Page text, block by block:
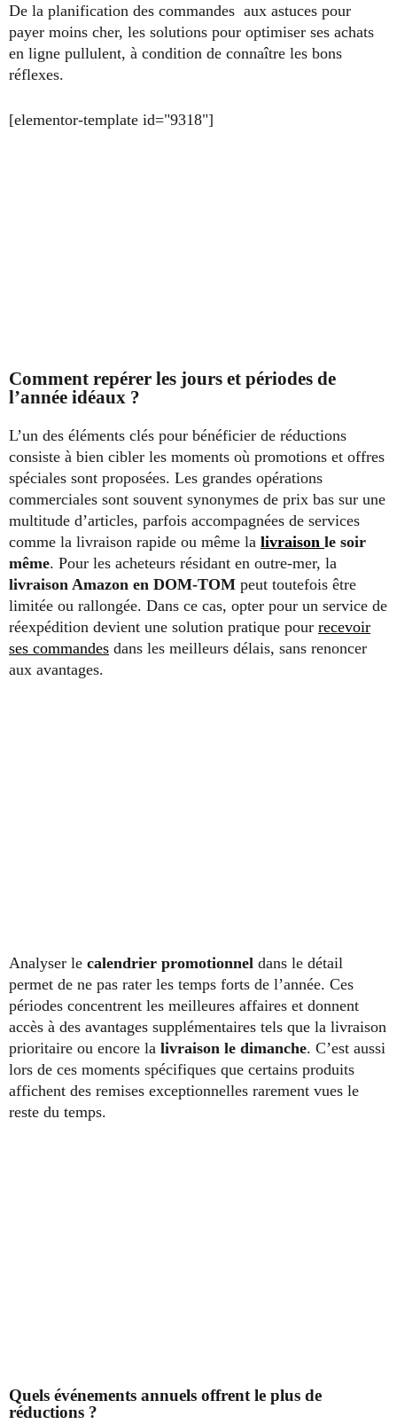
De la planification des commandes aux astuces pour
payer moins cher, les solutions pour optimiser ses achats
en ligne pullulent, à condition de connaître les bons
réflexes.
[elementor-template id="9318"]
Comment repérer les jours et périodes de
l’année idéaux ?
L’un des éléments clés pour bénéficier de réductions
consiste à bien cibler les moments où promotions et offres
spéciales sont proposées. Les grandes opérations
commerciales sont souvent synonymes de prix bas sur une
multitude d’articles, parfois accompagnées de services
comme la livraison rapide ou même la livraison le soir
même. Pour les acheteurs résidant en outre-mer, la
livraison Amazon en DOM-TOM peut toutefois être
limitée ou rallongée. Dans ce cas, opter pour un service de
réexpédition devient une solution pratique pour recevoir
ses commandes dans les meilleurs délais, sans renoncer
aux avantages.
Analyser le calendrier promotionnel dans le détail
permet de ne pas rater les temps forts de l’année. Ces
périodes concentrent les meilleures affaires et donnent
accès à des avantages supplémentaires tels que la livraison
prioritaire ou encore la livraison le dimanche. C’est aussi
lors de ces moments spécifiques que certains produits
affichent des remises exceptionnelles rarement vues le
reste du temps.
Quels événements annuels offrent le plus de
réductions ?